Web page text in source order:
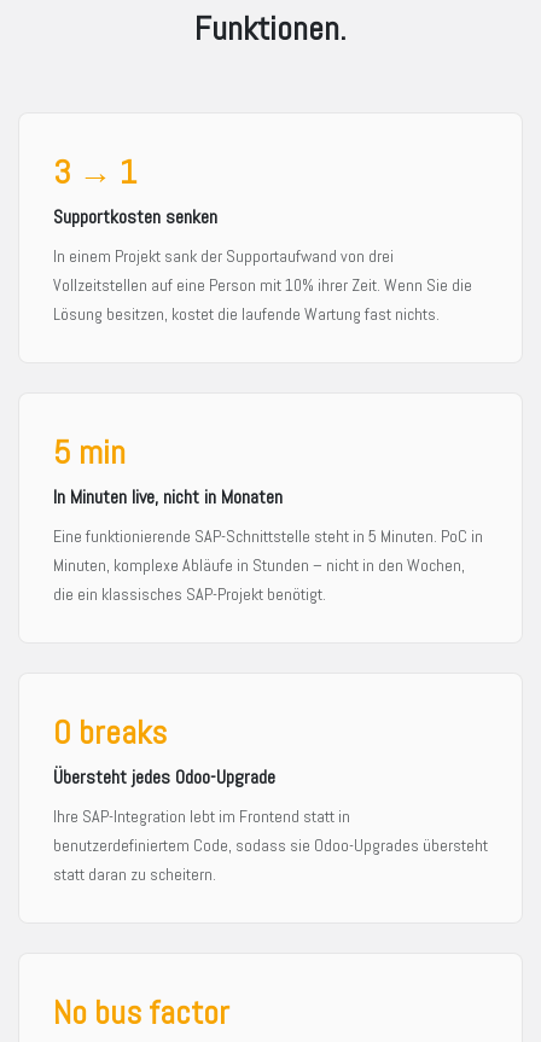
Funktionen.
3 → 1
Supportkosten senken
In einem Projekt sank der Supportaufwand von drei
Vollzeitstellen auf eine Person mit 10% ihrer Zeit. Wenn Sie die
Lösung besitzen, kostet die laufende Wartung fast nichts.
5 min
In Minuten live, nicht in Monaten
Eine funktionierende SAP-Schnittstelle steht in 5 Minuten. PoC in
Minuten, komplexe Abläufe in Stunden – nicht in den Wochen,
die ein klassisches SAP-Projekt benötigt.
0 breaks
Übersteht jedes Odoo-Upgrade
Ihre SAP-Integration lebt im Frontend statt in
benutzerdefiniertem Code, sodass sie Odoo-Upgrades übersteht
statt daran zu scheitern.
No bus factor